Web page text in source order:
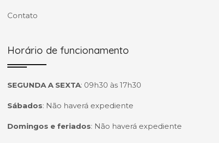
Contato
Horário de funcionamento
SEGUNDA A SEXTA: 09h30 às 17h30
Sábados: Não haverá expediente
Domingos e feriados: Não haverá expediente